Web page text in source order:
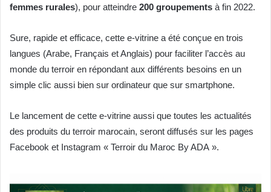
femmes rurales), pour atteindre 200 groupements à fin 2022.
Sure, rapide et efficace, cette e-vitrine a été conçue en trois
langues (Arabe, Français et Anglais) pour faciliter l’accès au
monde du terroir en répondant aux différents besoins en un
simple clic aussi bien sur ordinateur que sur smartphone.
Le lancement de cette e-vitrine aussi que toutes les actualités
des produits du terroir marocain, seront diffusés sur les pages
Facebook et Instagram « Terroir du Maroc By ADA ».